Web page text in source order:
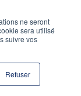
ne seront
sera utilisé
suivre vos
Refuser